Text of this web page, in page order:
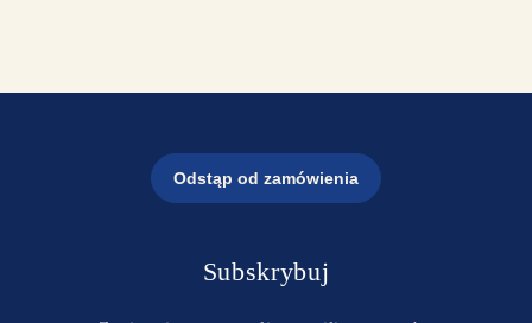
Subskrybuj